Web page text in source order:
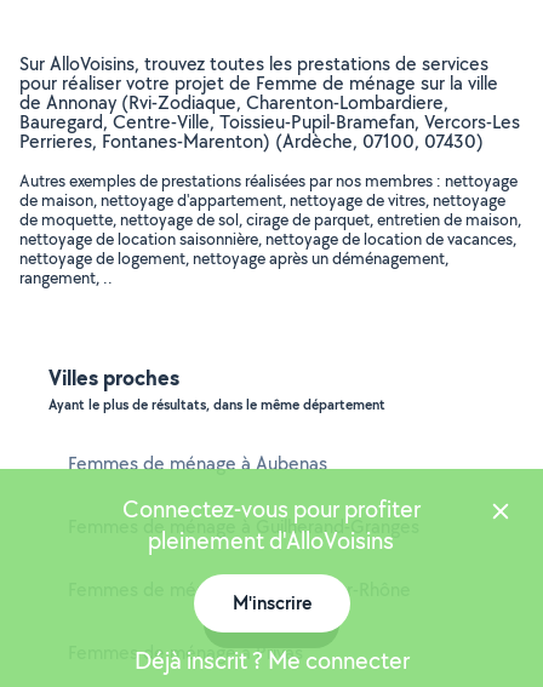
Sur AlloVoisins, trouvez toutes les prestations de services
pour réaliser votre projet de Femme de ménage sur la ville
de Annonay (Rvi-Zodiaque, Charenton-Lombardiere,
Bauregard, Centre-Ville, Toissieu-Pupil-Bramefan, Vercors-Les
Perrieres, Fontanes-Marenton) (Ardèche, 07100, 07430)
Autres exemples de prestations réalisées par nos membres : nettoyage
de maison, nettoyage d'appartement, nettoyage de vitres, nettoyage
de moquette, nettoyage de sol, cirage de parquet, entretien de maison,
nettoyage de location saisonnière, nettoyage de location de vacances,
nettoyage de logement, nettoyage après un déménagement,
rangement, ..
Villes proches
Ayant le plus de résultats, dans le même département
Femmes de ménage à Aubenas
Femmes de ménage à Guilherand-Granges
Femmes de ménage à Tournon-sur-Rhône
Femmes de ménage à Privas
Connectez-vous pour profiter
pleinement d'AlloVoisins
M'inscrire
Déjà inscrit ? Me connecter